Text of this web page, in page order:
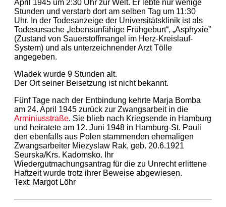
April 1945 um 2:30 Uhr zur Welt. Er lebte nur wenige
Stunden und verstarb dort am selben Tag um 11:30
Uhr. In der Todesanzeige der Universitätsklinik ist als
Todesursache „lebensunfähige Frühgeburt“, „Asphyxie”
(Zustand von Sauerstoffmangel im Herz-Kreislauf-
System) und als unterzeichnender Arzt Tölle
angegeben.
Wladek wurde 9 Stunden alt.
Der Ort seiner Beisetzung ist nicht bekannt.
Fünf Tage nach der Entbindung kehrte Marja Bomba
am 24. April 1945 zurück zur Zwangsarbeit in die
Arminiusstraße. Sie blieb nach Kriegsende in Hamburg
und heiratete am 12. Juni 1948 in Hamburg-St. Pauli
den ebenfalls aus Polen stammenden ehemaligen
Zwangsarbeiter Miezyslaw Rak, geb. 20.6.1921
Seurska/Krs. Kadomsko. Ihr
Wiedergutmachungsantrag für die zu Unrecht erlittene
Haftzeit wurde trotz ihrer Beweise abgewiesen.
Text: Margot Löhr